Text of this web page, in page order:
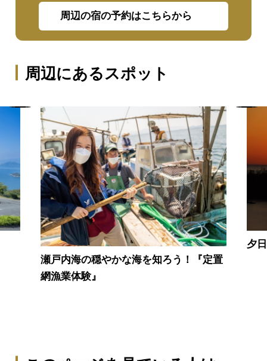
周辺の宿の予約はこちらから
周辺にあるスポット
瀬戸内海の穏やかな海を知ろう！『定置
網漁業体験』
夕